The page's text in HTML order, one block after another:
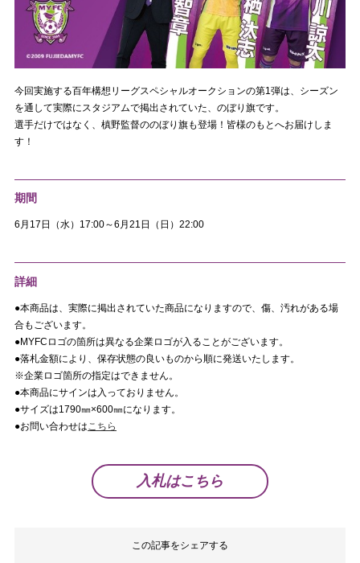
今回実施する百年構想リーグスペシャルオークションの第1弾は、シーズン
を通して実際にスタジアムで掲出されていた、のぼり旗です。
選手だけではなく、槙野監督ののぼり旗も登場！皆様のもとへお届けしま
す！
期間
6月17日（水）17:00～6月21日（日）22:00
詳細
●本商品は、実際に掲出されていた商品になりますので、傷、汚れがある場
合もございます。
●MYFCロゴの箇所は異なる企業ロゴが入ることがございます。
●落札金額により、保存状態の良いものから順に発送いたします。
※企業ロゴ箇所の指定はできません。
●本商品にサインは入っておりません。
●サイズは1790㎜×600㎜になります。
●お問い合わせはこちら
入札はこちら
この記事をシェアする